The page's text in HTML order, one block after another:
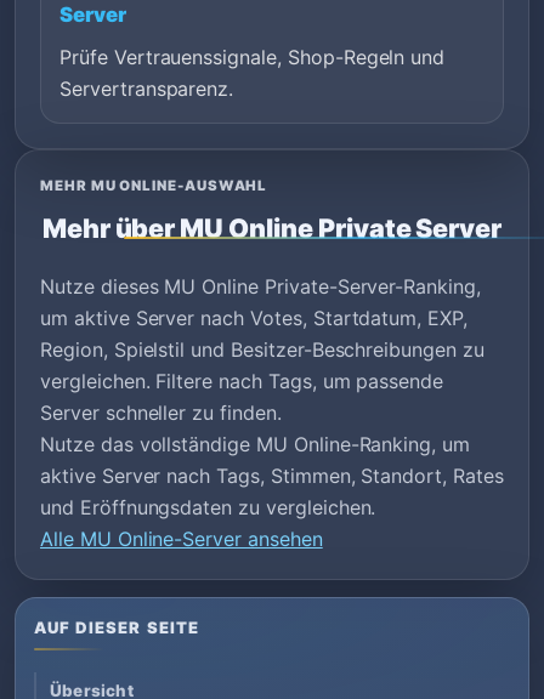
Server
Prüfe Vertrauenssignale, Shop-Regeln und
Servertransparenz.
MEHR MU ONLINE-AUSWAHL
Mehr über MU Online Private Server
Nutze dieses MU Online Private-Server-Ranking,
um aktive Server nach Votes, Startdatum, EXP,
Region, Spielstil und Besitzer-Beschreibungen zu
vergleichen. Filtere nach Tags, um passende
Server schneller zu finden.
Nutze das vollständige MU Online-Ranking, um
aktive Server nach Tags, Stimmen, Standort, Rates
und Eröffnungsdaten zu vergleichen.
Alle MU Online-Server ansehen
AUF DIESER SEITE
Übersicht